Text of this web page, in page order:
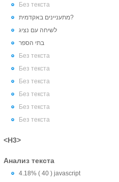
Без текста
מתעניינים באקדמית?
לשיחה עם נציג
בתי הספר
Без текста
Без текста
Без текста
Без текста
Без текста
Без текста
<H3>
Анализ текста
4.18% ( 40 ) javascript